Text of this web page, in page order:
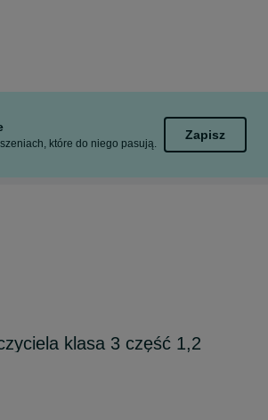
które do niego pasują.
Zapisz
klasa 3 część 1,2